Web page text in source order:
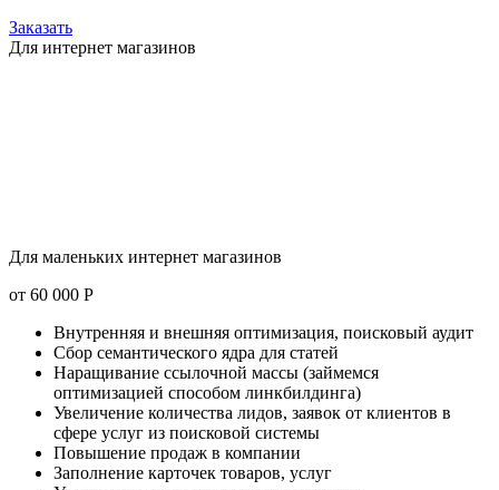
Заказать
Для интернет магазинов
Для маленьких интернет магазинов
от 60 000 Р
Внутренняя и внешняя оптимизация, поисковый аудит
Сбор семантического ядра для статей
Наращивание ссылочной массы (займемся
оптимизацией способом линкбилдинга)
Увеличение количества лидов, заявок от клиентов в
сфере услуг из поисковой системы
Повышение продаж в компании
Заполнение карточек товаров, услуг